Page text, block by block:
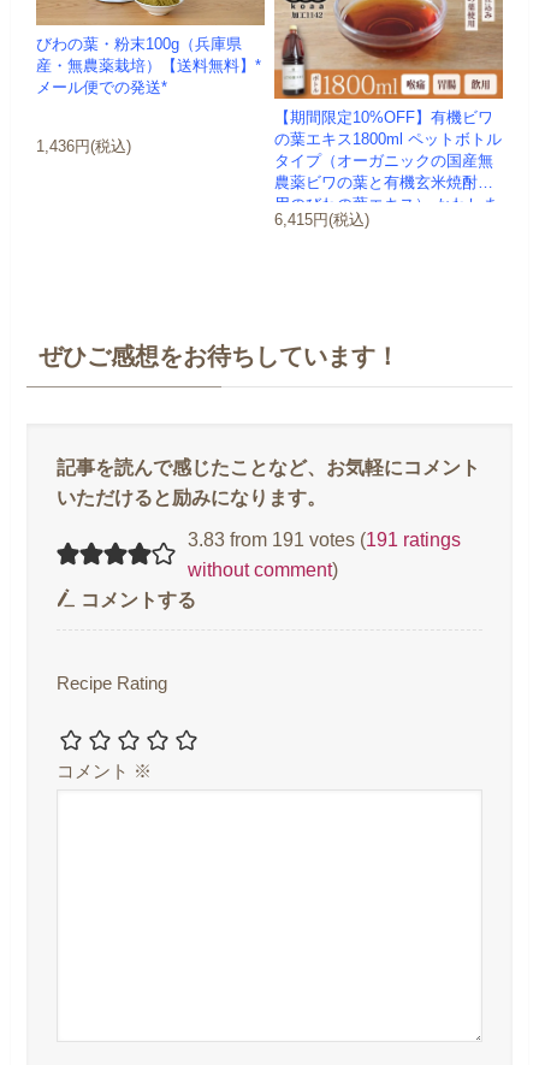
びわの葉・粉末100g（兵庫県
産・無農薬栽培）【送料無料】*
メール便での発送*
1,436円(税込)
【期間限定10%OFF】有機ビワ
の葉エキス1800ml ペットボトル
タイプ（オーガニックの国産無
農薬ビワの葉と有機玄米焼酎使
用のびわの葉エキス）-かわしま
屋-
6,415円(税込)
ぜひご感想をお待ちしています！
3.83 from 191 votes (191 ratings
without comment)
コメントする
Recipe Rating
コメント ※